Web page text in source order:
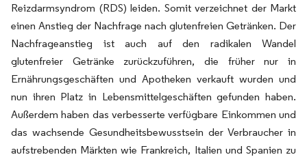
Reizdarmsyndrom (RDS) leiden. Somit verzeichnet der Markt
einen Anstieg der Nachfrage nach glutenfreien Getränken. Der
Nachfrageanstieg ist auch auf den radikalen Wandel
glutenfreier Getränke zurückzuführen, die früher nur in
Ernährungsgeschäften und Apotheken verkauft wurden und
nun ihren Platz in Lebensmittelgeschäften gefunden haben.
Außerdem haben das verbesserte verfügbare Einkommen und
das wachsende Gesundheitsbewusstsein der Verbraucher in
aufstrebenden Märkten wie Frankreich, Italien und Spanien zu